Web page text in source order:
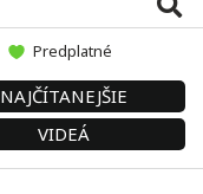
Predplatné
NAJČÍTANEJŠIE
VIDEÁ